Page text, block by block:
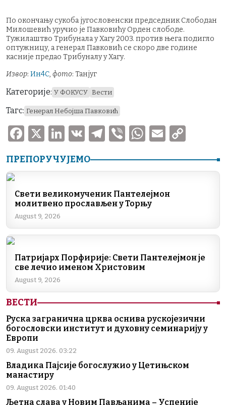
По окончању сукоба југословенски председник Слободан
Милошевић уручио је Павковићу Орден слободе.
Тужилаштво Трибунала у Хагу 2003. против њега подигло
оптужницу, а генерал Павковић се скоро две године
касније предао Трибуналу у Хагу.
Извор: Ин4С, фото: Танјуг
Категорије: У ФОКУСУ Вести
Тагс: Генерал Небојша Павковић
F
c
b
o
o
X
Li
k
dI
n
V
T
e
a
m
V
er
W
at
A
p
p
E
ai p
k
ПРЕПОРУЧУЈЕМО
Свети великомученик Пантелејмон
молитвено прослављен у Торњу
August 9, 2026
Патријарх Порфирије: Свети Пантелејмон је
све лечио именом Христовим
August 9, 2026
ВЕСТИ
Руска загранична црква оснива рускојезични
богословски институт и духовну семинарију у
Европи
09. August 2026. 03:22
Владика Пајсије богослужио у Цетињском
манастиру
09. August 2026. 01:40
Љетна слава у Новим Пављанима – Успеније